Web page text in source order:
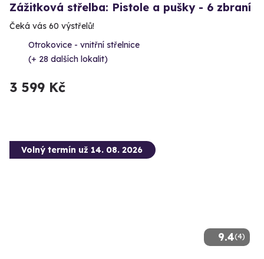
Zážitková střelba: Pistole a pušky - 6 zbraní
Čeká vás 60 výstřelů!
Otrokovice - vnitřní střelnice
(+ 28 dalších lokalit)
3 599 Kč
9.4(4)
Volný termín už 14. 08. 2026